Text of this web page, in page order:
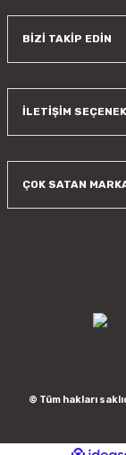
BİZİ TAKİP EDİN
İLETİŞİM
ÇOK SATAN
© Tüm hakları